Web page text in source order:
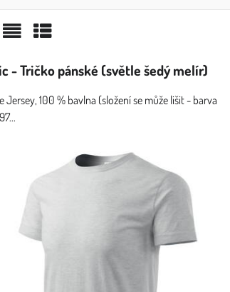
- Tričko pánské (světle šedý melír)
Jersey, 100 % bavlna (složení se může lišit - barva